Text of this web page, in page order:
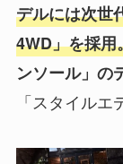
デルには次世
4WD」を採用
ンソール」の
「スタイルエ